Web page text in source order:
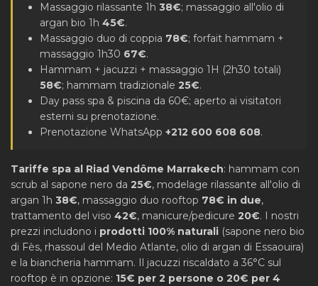
Massaggio rilassante 1h 38€; massaggio all'olio di
argan bio 1h 45€.
Massaggio duo di coppia 78€; forfait hammam +
massaggio 1h30 67€.
Hammam + jacuzzi + massaggio 1H (2h30 totali)
58€; hammam tradizionale 25€.
Day pass spa & piscina da 60€; aperto ai visitatori
esterni su prenotazione.
Prenotazione WhatsApp +212 600 608 608.
Tariffe spa al Riad Vendôme Marrakech: hammam con
scrub al sapone nero da 25€, modelage rilassante all'olio di
argan 1h 38€, massaggio duo rooftop 78€ in due,
trattamento del viso 42€, manicure/pedicure 20€. I nostri
prezzi includono i prodotti 100% naturali (sapone nero bio
di Fès, rhassoul del Medio Atlante, olio di argan di Essaouira)
e la biancheria hammam. Il jacuzzi riscaldato a 36°C sul
rooftop è in opzione: 15€ per 2 persone o 20€ per 4